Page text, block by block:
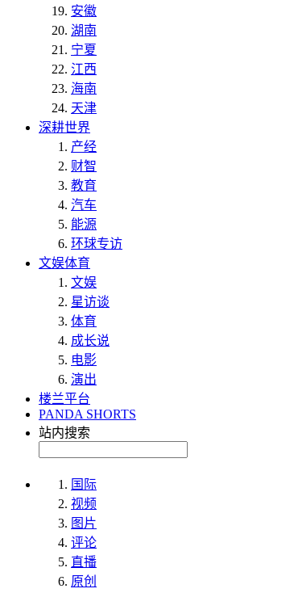
安徽
湖南
宁夏
江西
海南
天津
深耕世界
产经
财智
教育
汽车
能源
环球专访
文娱体育
文娱
星访谈
体育
成长说
电影
演出
楼兰平台
PANDA SHORTS
站内搜索
国际
视频
图片
评论
直播
原创